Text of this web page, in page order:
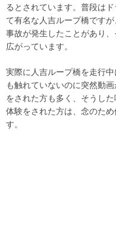
るとされています。普段は
て有名な人吉ループ橋です
事故が発生したことがあり
広がっています。
実際に人吉ループ橋を走行
も触れていないのに突然動
をされた方も多く、そうし
体験をされた方は、念のた
す。